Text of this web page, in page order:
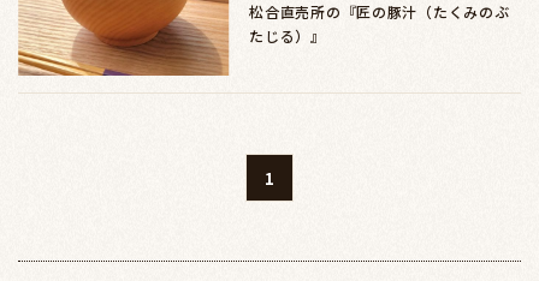
松合直売所の『匠の豚汁（たくみのぶ
たじる）』
1